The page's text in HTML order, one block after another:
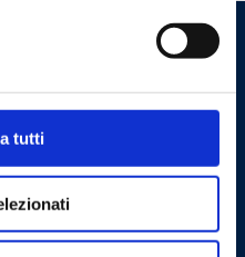
tutti
Privacy Policy